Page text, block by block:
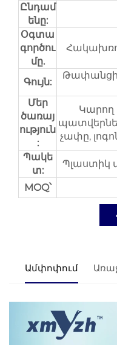
Ընդամ
ենը:
Օգտա
գործու
մը.
Գույն:
Մեր
ծառայ
ություն
:
Կարող
չափը,
Պակե
տ:
Պլաստիկ
MOQ՝
Ամփոփում